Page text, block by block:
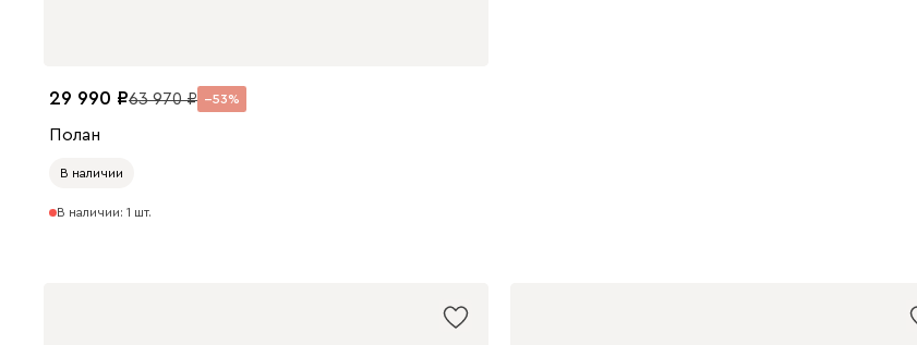
29 990 63 970 53
Полан
В наличии
В наличии: 1 шт.